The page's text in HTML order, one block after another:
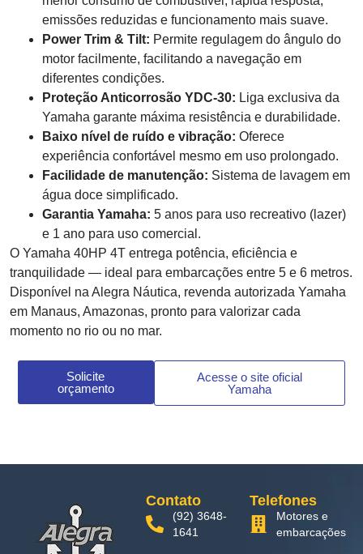
emissões reduzidas e funcionamento mais suave.
Power Trim & Tilt: Permite regulagem do ângulo do
motor facilmente, facilitando a navegação em
diferentes condições.
Proteção Anticorrosão YDC-30: Liga exclusiva da
Yamaha garante máxima resistência e durabilidade.
Baixo nível de ruído e vibração: Oferece
experiência confortável mesmo em uso prolongado.
Facilidade de manutenção: Sistema de lavagem em
água doce simplificado.
Garantia Yamaha: 5 anos para uso recreativo (lazer)
e 1 ano para uso comercial.
O Yamaha 40HP 4T entrega potência, eficiência e
tranquilidade — ideal para embarcações entre 5 e 6 metros.
Disponível na Alegra Náutica, revenda autorizada Yamaha
em Manaus, Amazonas, pronto para valorizar cada
momento no rio ou no mar.
Solicite
orçamento
Acesse o site oficial
Yamaha
Contato
(92) 3648-
1641
Telefones
Motores e
embarcações